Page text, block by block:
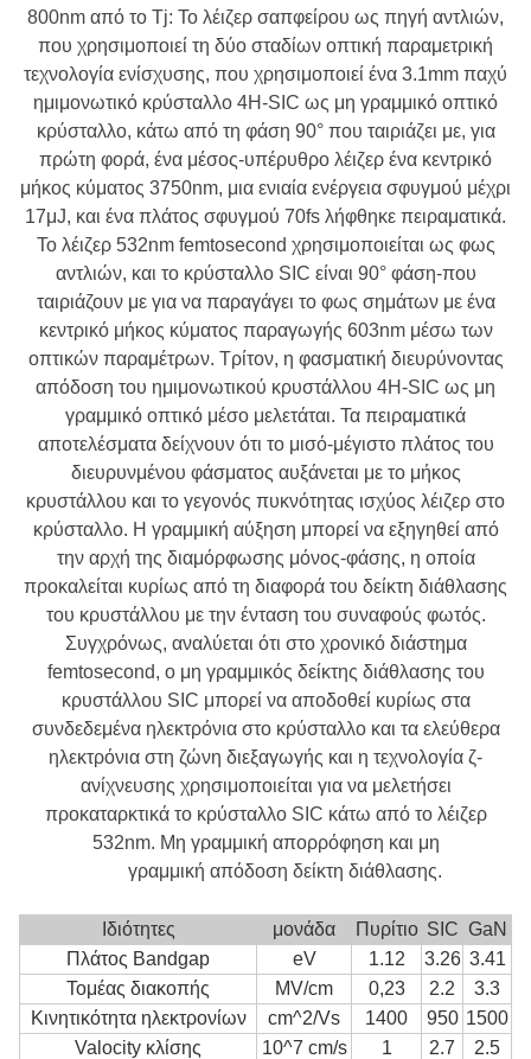
800nm από το Tj: Το λέιζερ σαπφείρου ως πηγή αντλιών,
που χρησιμοποιεί τη δύο σταδίων οπτική παραμετρική
τεχνολογία ενίσχυσης, που χρησιμοποιεί ένα 3.1mm παχύ
ημιμονωτικό κρύσταλλο 4H-SIC ως μη γραμμικό οπτικό
κρύσταλλο, κάτω από τη φάση 90° που ταιριάζει με, για
πρώτη φορά, ένα μέσος-υπέρυθρο λέιζερ ένα κεντρικό
μήκος κύματος 3750nm, μια ενιαία ενέργεια σφυγμού μέχρι
17μJ, και ένα πλάτος σφυγμού 70fs λήφθηκε πειραματικά.
Το λέιζερ 532nm femtosecond χρησιμοποιείται ως φως
αντλιών, και το κρύσταλλο SIC είναι 90° φάση-που
ταιριάζουν με για να παραγάγει το φως σημάτων με ένα
κεντρικό μήκος κύματος παραγωγής 603nm μέσω των
οπτικών παραμέτρων. Τρίτον, η φασματική διευρύνοντας
απόδοση του ημιμονωτικού κρυστάλλου 4H-SIC ως μη
γραμμικό οπτικό μέσο μελετάται. Τα πειραματικά
αποτελέσματα δείχνουν ότι το μισό-μέγιστο πλάτος του
διευρυνμένου φάσματος αυξάνεται με το μήκος
κρυστάλλου και το γεγονός πυκνότητας ισχύος λέιζερ στο
κρύσταλλο. Η γραμμική αύξηση μπορεί να εξηγηθεί από
την αρχή της διαμόρφωσης μόνος-φάσης, η οποία
προκαλείται κυρίως από τη διαφορά του δείκτη διάθλασης
του κρυστάλλου με την ένταση του συναφούς φωτός.
Συγχρόνως, αναλύεται ότι στο χρονικό διάστημα
femtosecond, ο μη γραμμικός δείκτης διάθλασης του
κρυστάλλου SIC μπορεί να αποδοθεί κυρίως στα
συνδεδεμένα ηλεκτρόνια στο κρύσταλλο και τα ελεύθερα
ηλεκτρόνια στη ζώνη διεξαγωγής και η τεχνολογία ζ-
ανίχνευσης χρησιμοποιείται για να μελετήσει
προκαταρκτικά το κρύσταλλο SIC κάτω από το λέιζερ
532nm. Μη γραμμική απορρόφηση και μη
γραμμική απόδοση δείκτη διάθλασης.
Ιδιότητες μονάδα Πυρίτιο SIC GaN
Πλάτος Bandgap
eV 1.12 3.26 3.41
Τομέας διακοπής
MV/cm 0,23 2.2
3.3
Κινητικότητα ηλεκτρονίων
cm^2/Vs 1400 950 1500
Valocity κλίσης
10^7 cm/s 1 2.7
2.5